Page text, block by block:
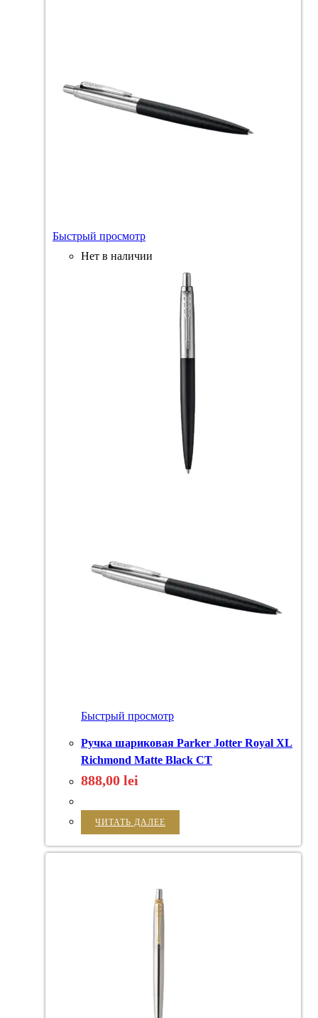
Быстрый просмотр
Нет в наличии
Быстрый просмотр
Ручка шариковая Parker Jotter Royal XL
Richmond Matte Black CT
888,00 lei
ЧИТАТЬ ДАЛЕЕ